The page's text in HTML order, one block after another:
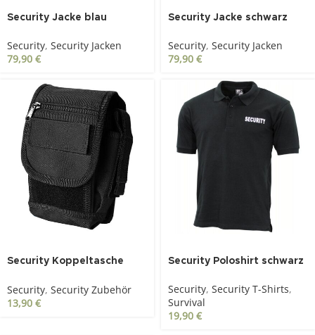
Security Jacke blau
Security, Security Jacken
79,90 €
Security Jacke schwarz
Security, Security Jacken
79,90 €
Security Koppeltasche
Security, Security Zubehör
13,90 €
Security Poloshirt schwarz
Security, Security T-Shirts,
Survival
19,90 €